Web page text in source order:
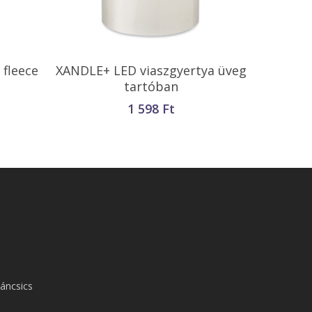
fleece
Kosárba Teszem
XANDLE+ LED viaszgyertya üveg
tartóban
1 598 Ft